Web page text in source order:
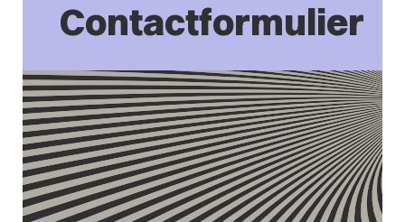
Contactformulier